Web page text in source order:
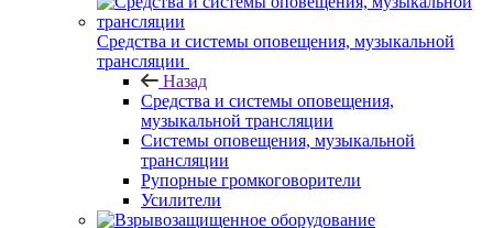
Средства и системы оповещения, музыкальной
трансляции
Назад
Средства и системы оповещения,
музыкальной трансляции
Системы оповещения, музыкальной
трансляции
Рупорные громкоговорители
Усилители